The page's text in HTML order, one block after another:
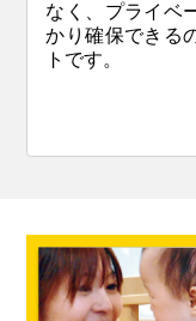
なく、プライベ
かり確保できる
トです。